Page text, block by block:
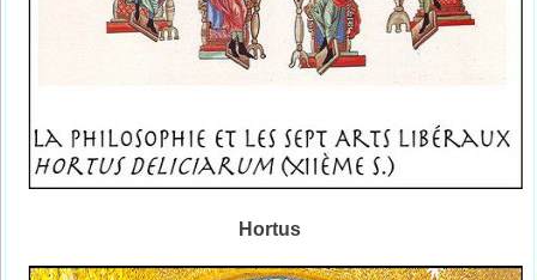
Hortus